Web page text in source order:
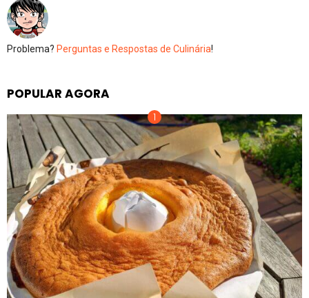
Problema? Perguntas e Respostas de Culinária!
POPULAR AGORA